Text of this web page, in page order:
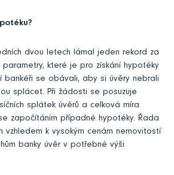
dvou letech lámal jeden rekord za
parametry, které je pro získání hypotéky
bankéři se obávali, aby si úvěry nebrali
splácet. Při žádosti se posuzuje
splátek úvěrů a celková míra
započítáním případné hypotéky. Řada
vzhledem k vysokým cenám nemovitostí
banky úvěr v potřebné výši